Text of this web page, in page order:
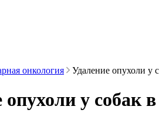
онкология Удаление опухоли у
опухоли у собак